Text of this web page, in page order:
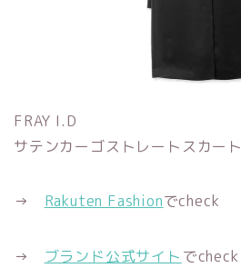
FRAY I.D
サテンカーゴストレートスカート
→ Rakuten Fashionでcheck
→ ブランド公式サイト でcheck